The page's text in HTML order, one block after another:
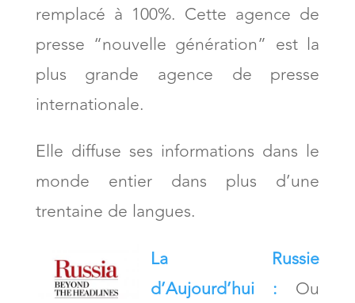
remplacé à 100%. Cette agence de
presse “nouvelle génération” est la
plus grande agence de presse
internationale.
Elle diffuse ses informations dans le
monde entier dans plus d’une
trentaine de langues.
La Russie
d’Aujourd’hui : Ou